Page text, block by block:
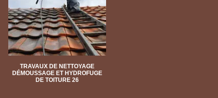
TRAVAUX DE NETTOYAGE
DÉMOUSSAGE ET HYDROFUGE
DE TOITURE 26